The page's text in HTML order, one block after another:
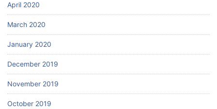
April 2020
March 2020
January 2020
December 2019
November 2019
October 2019